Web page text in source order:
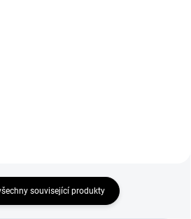
související produkty